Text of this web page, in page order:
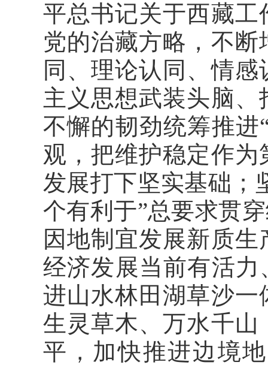
平总书记关于西藏
党的治藏方略，不
同、理论认同、情
主义思想武装头脑
不懈的韧劲统筹推进
观，把维护稳定作
发展打下坚实基础；
个有利于”总要求贯
因地制宜发展新质
经济发展当前有活力
进山水林田湖草沙
生灵草木、万水千
平，加快推进边境